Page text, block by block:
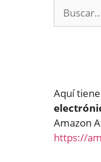
Aquí
Amazon
https://